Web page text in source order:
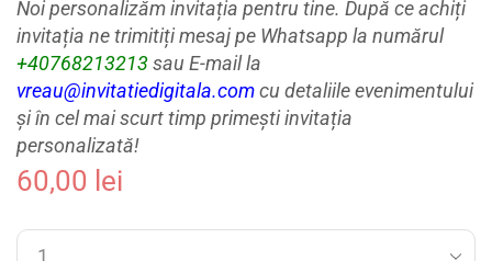
Noi personalizăm invitația pentru tine. După ce achiți
invitația ne trimitiți mesaj pe Whatsapp la numărul
+40768213213sau E-mail la
vreau@invitatiedigitala.comcu detaliile evenimentului
și în cel mai scurt timp primești invitația
personalizată!
60,00 lei